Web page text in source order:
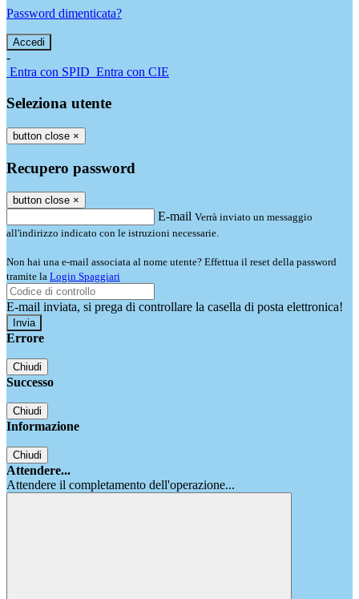
Password dimenticata?
-
Entra con SPID Entra con CIE
Seleziona utente
button close ×
Recupero password
button close ×
E-mail Verrà inviato un messaggio
all'indirizzo indicato con le istruzioni necessarie.
Non hai una e-mail associata al nome utente? Effettua il reset della password
tramite la Login Spaggiari
E-mail inviata, si prega di controllare la casella di posta elettronica!
Errore
Chiudi
Successo
Chiudi
Informazione
Chiudi
Attendere...
Attendere il completamento dell'operazione...